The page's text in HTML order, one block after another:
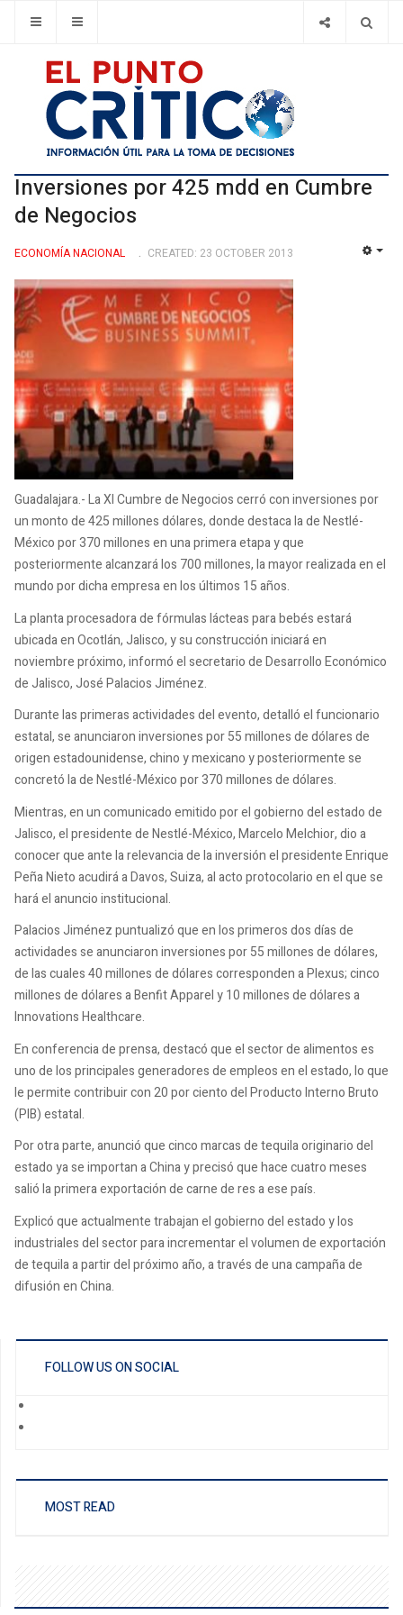
Inversiones por 425 mdd en Cumbre
de Negocios
ECONOMÍ­A NACIONAL CREATED: 23 OCTOBER 2013
Guadalajara.- La XI Cumbre de Negocios cerró con inversiones por
un monto de 425 millones dólares, donde destaca la de Nestlé-
México por 370 millones en una primera etapa y que
posteriormente alcanzará los 700 millones, la mayor realizada en el
mundo por dicha empresa en los últimos 15 años.
La planta procesadora de fórmulas lácteas para bebés estará
ubicada en Ocotlán, Jalisco, y su construcción iniciará en
noviembre próximo, informó el secretario de Desarrollo Económico
de Jalisco, José Palacios Jiménez.
Durante las primeras actividades del evento, detalló el funcionario
estatal, se anunciaron inversiones por 55 millones de dólares de
origen estadounidense, chino y mexicano y posteriormente se
concretó la de Nestlé-México por 370 millones de dólares.
Mientras, en un comunicado emitido por el gobierno del estado de
Jalisco, el presidente de Nestlé-México, Marcelo Melchior, dio a
conocer que ante la relevancia de la inversión el presidente Enrique
Peña Nieto acudirá a Davos, Suiza, al acto protocolario en el que se
hará el anuncio institucional.
Palacios Jiménez puntualizó que en los primeros dos días de
actividades se anunciaron inversiones por 55 millones de dólares,
de las cuales 40 millones de dólares corresponden a Plexus; cinco
millones de dólares a Benfit Apparel y 10 millones de dólares a
Innovations Healthcare.
En conferencia de prensa, destacó que el sector de alimentos es
uno de los principales generadores de empleos en el estado, lo que
le permite contribuir con 20 por ciento del Producto Interno Bruto
(PIB) estatal.
Por otra parte, anunció que cinco marcas de tequila originario del
estado ya se importan a China y precisó que hace cuatro meses
salió la primera exportación de carne de res a ese país.
Explicó que actualmente trabajan el gobierno del estado y los
industriales del sector para incrementar el volumen de exportación
de tequila a partir del próximo año, a través de una campaña de
difusión en China.
FOLLOW US ON SOCIAL
MOST READ